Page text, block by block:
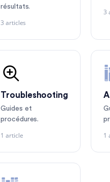
résultats.
3 articles
3
Troubleshooting
Guides et
procédures.
1 article 1